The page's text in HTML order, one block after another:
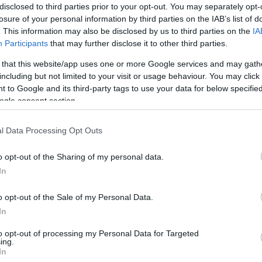
to third parties prior to your opt-out. You may separately
of your personal information by third parties on the IAB’s list of
This information may also be disclosed by us to third parties on the
Participants that may further disclose it to other third parties.
that this website/app uses one or more Google services and may
but not limited to your visit or usage behaviour. You may
to Google and its third-party tags to use your data for below
consent section.
Data Processing Opt Outs
opt-out of the Sharing of my personal data.
opt-out of the Sale of my Personal Data.
opt-out of processing my Personal Data for Targeted
igazolvánnyal látogathatóak lesznek a zenés-táncos
rendezvények. A rendelet szerint a rendezvényeken
kizárólag védettségi igazolvánnyal ...
ITT A FESZTIVÁLSZEZON: NÉGYNAPOS
KONCERTSOROZATTAL CSÁBÍT A TISZA-TÓ
Idén is a Tisza-tónál kezdődik a zenei fesztiválszezon,
zene.hu. Idén július 7-10. között rendezik a Tisza Tavi
ÁKOS-KONCERT, MINT KÖTELEZŐ ISKOLAI PROGRAM
A hírek szerint több egyházi iskolában kötelezővé tették a